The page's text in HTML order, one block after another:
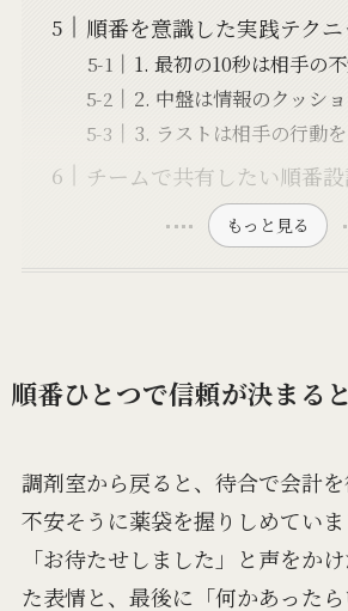
順番を意識した実践テクニ
1. 最初の10秒は相手の
2. 中盤は情報のクッシ
3. ラストは相手の行動
チームで共有したい順番
もっと見る
順番ひとつで信頼が決まる
調剤室から戻ると、待合で会計
不安そうに薬袋を握りしめてい
「お待たせしました」と声をか
た表情と、最後に「何かあった